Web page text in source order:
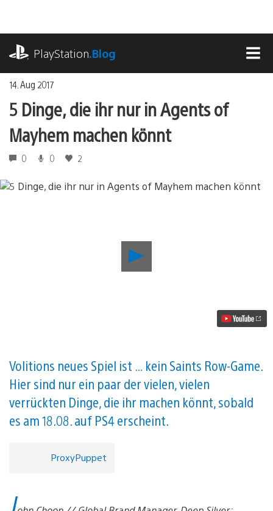
springen
PlayStation.Blog
14. Aug 2017
5 Dinge, die ihr nur in Agents of
Mayhem machen könnt
0 0 2
die
könnt
Video
abspielen
Volitions neues Spiel ist … kein Saints Row-Game.
Hier sind nur ein paar der vielen, vielen
verrückten Dinge, die ihr machen könnt, sobald
es am 18.08. auf PS4 erscheint.
ProxyPuppet
J